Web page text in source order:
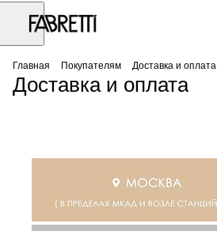
Главная Покупателям Доставка и оплата
Доставка и оплата